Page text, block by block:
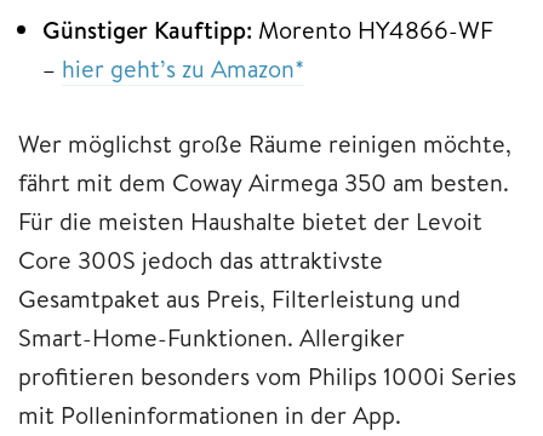
Günstiger Kauftipp: Morento HY4866-WF
– hier geht’s zu Amazon*
Wer möglichst große Räume reinigen möchte,
fährt mit dem Coway Airmega 350 am besten.
Für die meisten Haushalte bietet der Levoit
Core 300S jedoch das attraktivste
Gesamtpaket aus Preis, Filterleistung und
Smart-Home-Funktionen. Allergiker
profitieren besonders vom Philips 1000i Series
mit Polleninformationen in der App.